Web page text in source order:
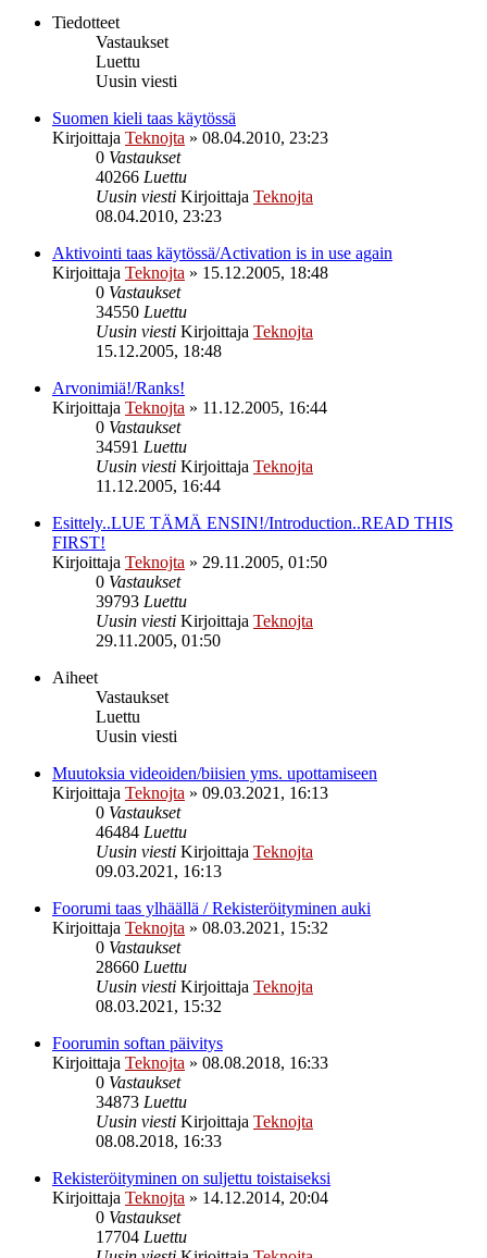
Tiedotteet
Vastaukset
Luettu
Uusin viesti
Suomen kieli taas käytössä
Kirjoittaja Teknojta » 08.04.2010, 23:23
0 Vastaukset
40266 Luettu
Uusin viesti Kirjoittaja Teknojta
08.04.2010, 23:23
Aktivointi taas käytössä/Activation is in use again
Kirjoittaja Teknojta » 15.12.2005, 18:48
0 Vastaukset
34550 Luettu
Uusin viesti Kirjoittaja Teknojta
15.12.2005, 18:48
Arvonimiä!/Ranks!
Kirjoittaja Teknojta » 11.12.2005, 16:44
0 Vastaukset
34591 Luettu
Uusin viesti Kirjoittaja Teknojta
11.12.2005, 16:44
Esittely..LUE TÄMÄ ENSIN!/Introduction..READ THIS
FIRST!
Kirjoittaja Teknojta » 29.11.2005, 01:50
0 Vastaukset
39793 Luettu
Uusin viesti Kirjoittaja Teknojta
29.11.2005, 01:50
Aiheet
Vastaukset
Luettu
Uusin viesti
Muutoksia videoiden/biisien yms. upottamiseen
Kirjoittaja Teknojta » 09.03.2021, 16:13
0 Vastaukset
46484 Luettu
Uusin viesti Kirjoittaja Teknojta
09.03.2021, 16:13
Foorumi taas ylhäällä / Rekisteröityminen auki
Kirjoittaja Teknojta » 08.03.2021, 15:32
0 Vastaukset
28660 Luettu
Uusin viesti Kirjoittaja Teknojta
08.03.2021, 15:32
Foorumin softan päivitys
Kirjoittaja Teknojta » 08.08.2018, 16:33
0 Vastaukset
34873 Luettu
Uusin viesti Kirjoittaja Teknojta
08.08.2018, 16:33
Rekisteröityminen on suljettu toistaiseksi
Kirjoittaja Teknojta » 14.12.2014, 20:04
0 Vastaukset
17704 Luettu